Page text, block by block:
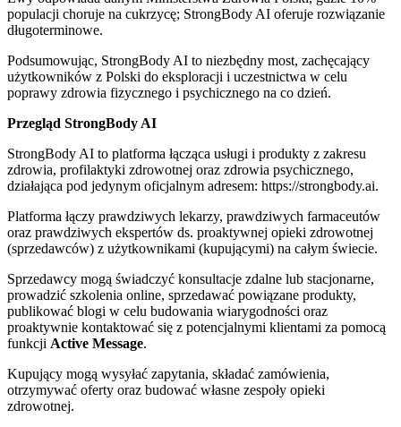
populacji choruje na cukrzycę; StrongBody AI oferuje rozwiązanie
długoterminowe.
Podsumowując, StrongBody AI to niezbędny most, zachęcający
użytkowników z Polski do eksploracji i uczestnictwa w celu
poprawy zdrowia fizycznego i psychicznego na co dzień.
Przegląd StrongBody AI
StrongBody AI to platforma łącząca usługi i produkty z zakresu
zdrowia, profilaktyki zdrowotnej oraz zdrowia psychicznego,
działająca pod jedynym oficjalnym adresem: https://strongbody.ai.
Platforma łączy prawdziwych lekarzy, prawdziwych farmaceutów
oraz prawdziwych ekspertów ds. proaktywnej opieki zdrowotnej
(sprzedawców) z użytkownikami (kupującymi) na całym świecie.
Sprzedawcy mogą świadczyć konsultacje zdalne lub stacjonarne,
prowadzić szkolenia online, sprzedawać powiązane produkty,
publikować blogi w celu budowania wiarygodności oraz
proaktywnie kontaktować się z potencjalnymi klientami za pomocą
funkcji Active Message.
Kupujący mogą wysyłać zapytania, składać zamówienia,
otrzymywać oferty oraz budować własne zespoły opieki
zdrowotnej.